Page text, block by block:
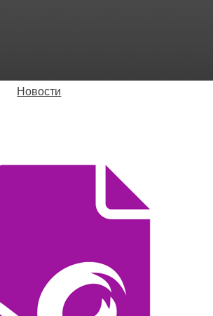
Новости